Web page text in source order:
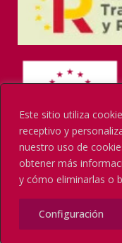
Este sitio utiliza
receptivo y
nuestro uso de
obtener más
y cómo eliminarlas o
Configuración
© La Cámara